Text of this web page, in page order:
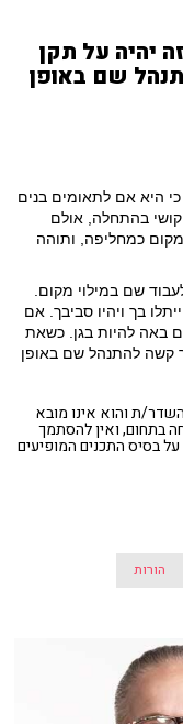
יהיה על תקן
שם באופן
היא אם לתאומים בנים
קושי בהתחלה, אולם
כמחליפה, ותוהה
שם במילוי מקום.
בך ויהיו סביבך. אם
באה להיות בגן. כשאת
קשה להתנהל שם באופן
ת והוא אינו מובא
בתחום, ואין להסתמך
בסיס התכנים המופיעים
הורות